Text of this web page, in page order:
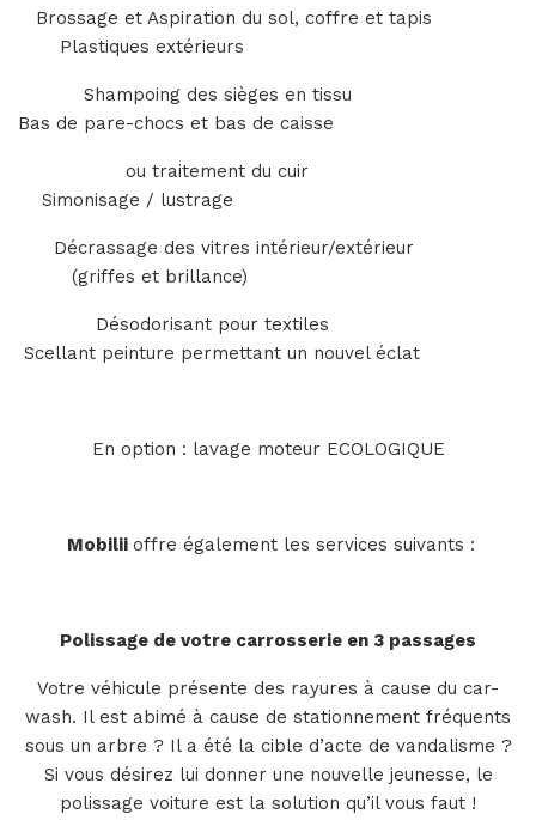
Brossage et Aspiration du sol, coffre et tapis
Plastiques extérieurs
Shampoing des sièges en tissu
Bas de pare-chocs et bas de caisse
ou traitement du cuir
Simonisage / lustrage
Décrassage des vitres intérieur/extérieur
(griffes et brillance)
Désodorisant pour textiles
Scellant peinture permettant un nouvel éclat
En option : lavage moteur ECOLOGIQUE
Mobilii offre également les services suivants :
Polissage de votre carrosserie en 3 passages
Votre véhicule présente des rayures à cause du car-
wash. Il est abimé à cause de stationnement fréquents
sous un arbre ? Il a été la cible d’acte de vandalisme ?
Si vous désirez lui donner une nouvelle jeunesse, le
polissage voiture est la solution qu’il vous faut !